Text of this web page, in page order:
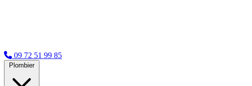
09 72 51 99 85
Plombier